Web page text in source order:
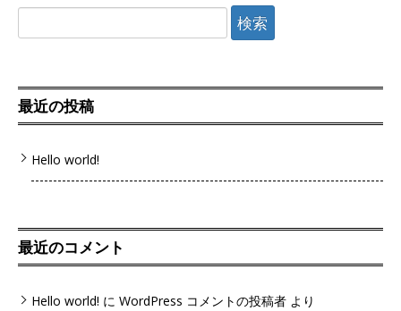
索:
最近の投稿
Hello world!
最近のコメント
Hello world! に WordPress コメントの投稿者 より